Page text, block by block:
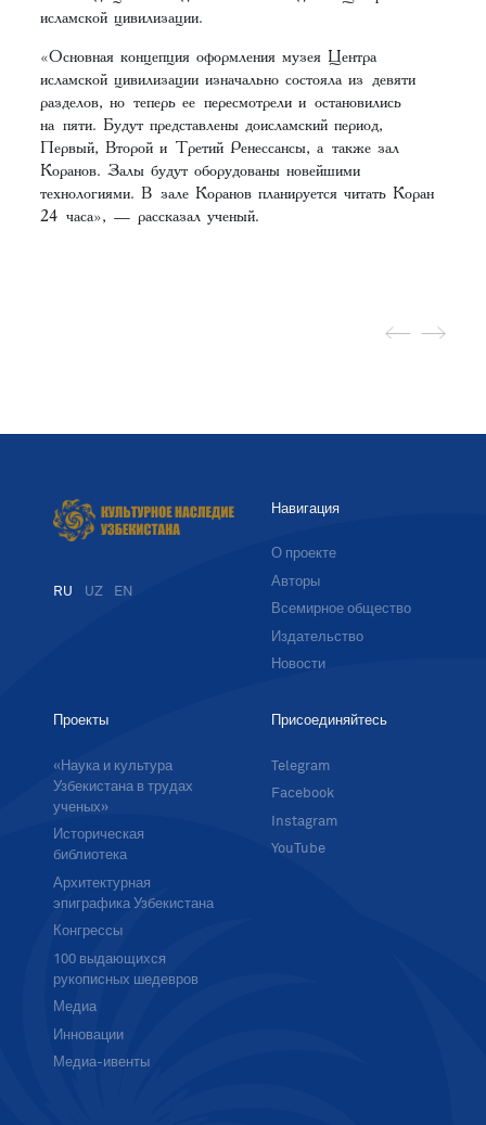
исламской цивилизации.
«Основная концепция оформления музея Центра
исламской цивилизации изначально состояла из девяти
разделов, но теперь ее пересмотрели и остановились
на пяти. Будут представлены доисламский период,
Первый, Второй и Третий Ренессансы, а также зал
Коранов. Залы будут оборудованы новейшими
технологиями. В зале Коранов планируется читать Коран
24 часа», — рассказал ученый.
RU UZ EN
Навигация
О проекте
Авторы
Всемирное общество
Издательство
Новости
Проекты
«Наука и культура
Узбекистана в трудах
ученых»
Историческая
библиотека
Архитектурная
эпиграфика Узбекистана
Конгрессы
100 выдающихся
рукописных шедевров
Медиа
Инновации
Медиа-ивенты
Присоединяйтесь
Telegram
Facebook
Instagram
YouTube